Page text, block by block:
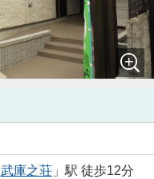
武庫之荘」駅 徒歩12分